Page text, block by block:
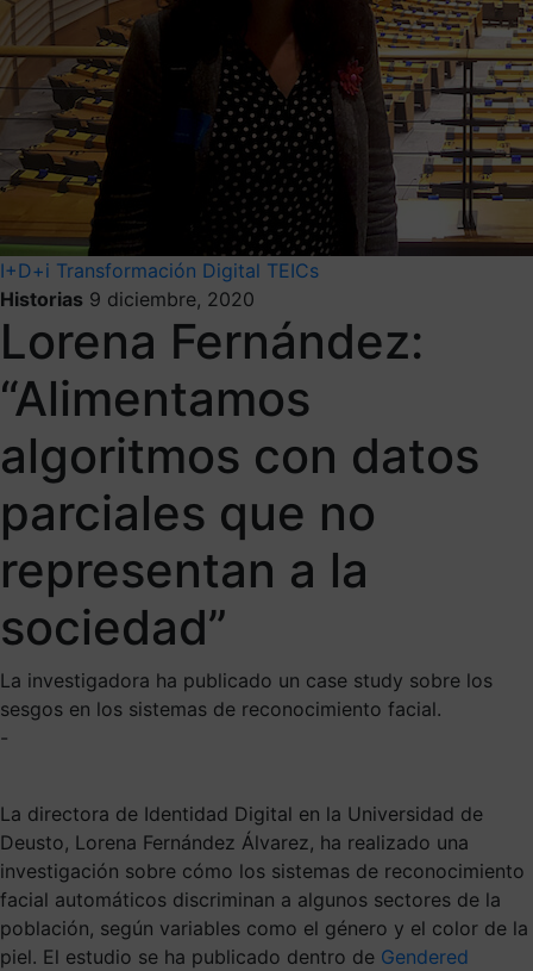
I+D+i Transformación Digital TEICs
Historias 9 diciembre, 2020
Lorena Fernández:
“Alimentamos
algoritmos con datos
parciales que no
representan a la
sociedad”
La investigadora ha publicado un case study sobre los
sesgos en los sistemas de reconocimiento facial.
-
La directora de Identidad Digital en la Universidad de
Deusto, Lorena Fernández Álvarez, ha realizado una
investigación sobre cómo los sistemas de reconocimiento
facial automáticos discriminan a algunos sectores de la
población, según variables como el género y el color de la
piel. El estudio se ha publicado dentro de Gendered